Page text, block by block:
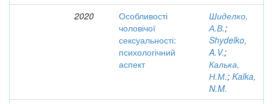
2020
Особливості
чоловічої
сексуальності:
психологічний
аспект
Шиделко,
А.В.;
Shydelko,
A.V.;
Калька,
Н.М.; Kalka,
N.M.